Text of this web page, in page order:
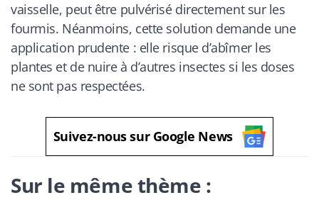
vaisselle, peut être pulvérisé directement sur les
fourmis. Néanmoins, cette solution demande une
application prudente : elle risque d’abîmer les
plantes et de nuire à d’autres insectes si les doses
ne sont pas respectées.
Suivez-nous sur Google News
Sur le même thème :